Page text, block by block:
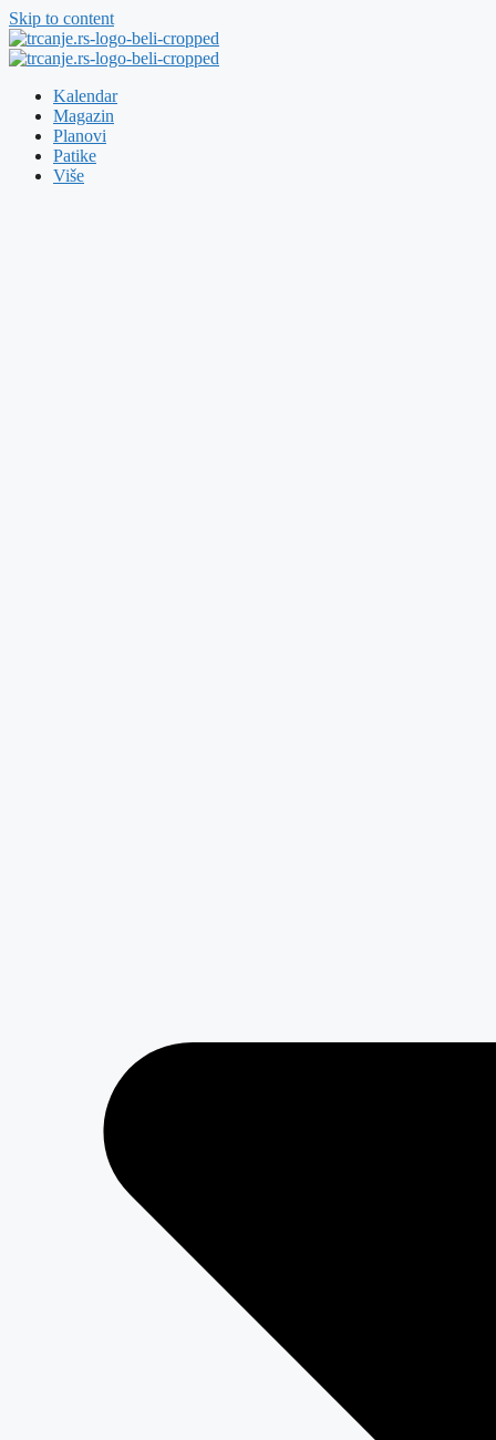
Skip to content
Kalendar
Magazin
Planovi
Patike
Više